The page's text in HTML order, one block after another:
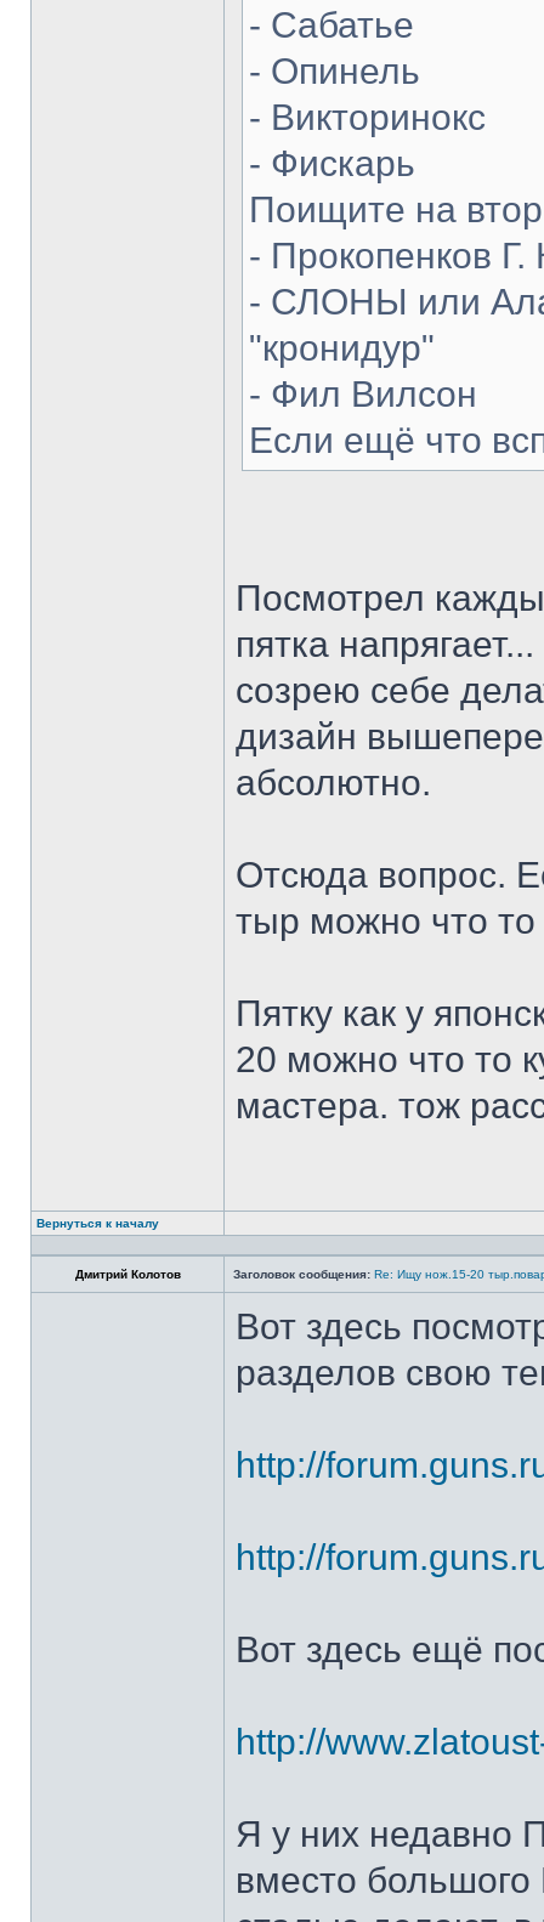
- Сабатье
- Опинель
- Викторинокс
- Фискарь
Поищите на
- Прокопенков Г.
- СЛОНЫ или
"кронидур"
- Фил Вилсон
Если ещё что
Посмотрел
пятка
созрею себе
дизайн
абсолютно.
Отсюда вопрос.
тыр можно что
Пятку как у
20 можно что то
мастера. тож
Вернуться к началу
Дмитрий Колотов Заголовок сообщения: Re: Ищу нож.15-20
Вот здесь
разделов свою
http://
http://
Вот здесь ещё
http://
Я у них недавно
вместо